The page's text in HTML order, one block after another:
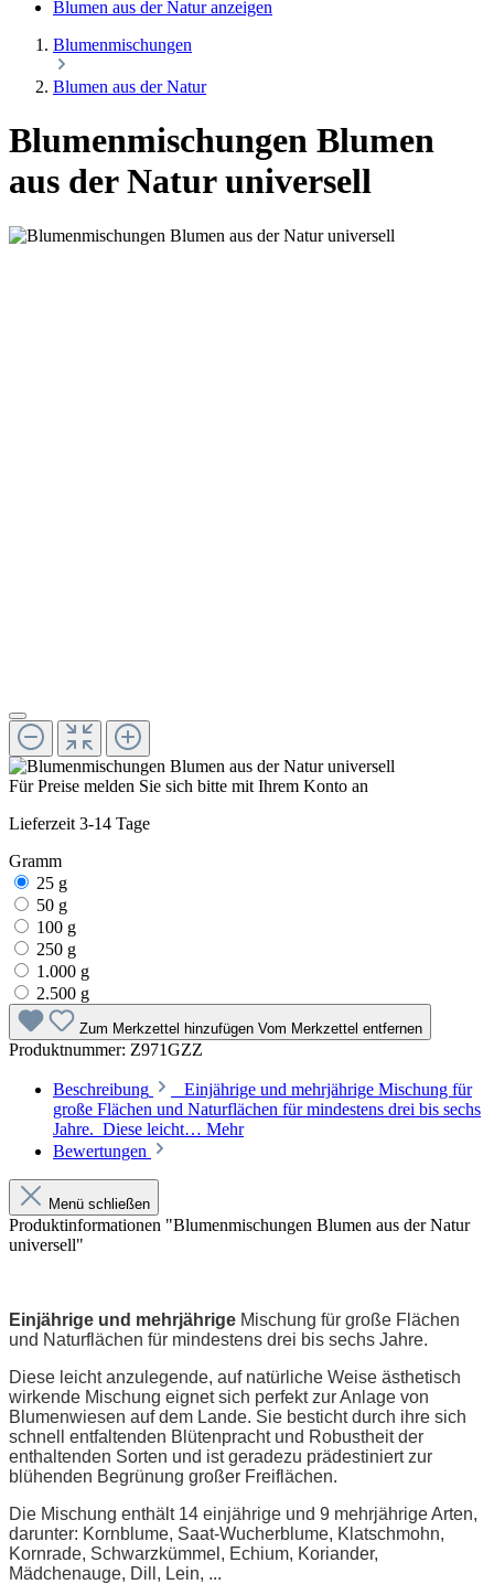
Blumen aus der Natur anzeigen
Blumenmischungen
Blumen aus der Natur
Blumenmischungen Blumen
aus der Natur universell
Für Preise melden Sie sich bitte mit Ihrem Konto an
Lieferzeit 3-14 Tage
Gramm
25 g
50 g
100 g
250 g
1.000 g
2.500 g
Zum Merkzettel hinzufügen Vom Merkzettel entfernen
Produktnummer: Z971GZZ
Beschreibung
Einjährige und mehrjährige Mischung für
große Flächen und Naturflächen für mindestens drei bis sechs
Jahre. Diese leicht… Mehr
Bewertungen
Menü schließen
Produktinformationen "Blumenmischungen Blumen aus der Natur
universell"
Einjährige und mehrjährige Mischung für große Flächen
und Naturflächen für mindestens drei bis sechs Jahre.
Diese leicht anzulegende, auf natürliche Weise ästhetisch
wirkende Mischung eignet sich perfekt zur Anlage von
Blumenwiesen auf dem Lande. Sie besticht durch ihre sich
schnell entfaltenden Blütenpracht und Robustheit der
enthaltenden Sorten und ist geradezu prädestiniert zur
blühenden Begrünung großer Freiflächen.
Die Mischung enthält 14 einjährige und 9 mehrjährige Arten,
darunter: Kornblume, Saat-Wucherblume, Klatschmohn,
Kornrade, Schwarzkümmel, Echium, Koriander,
Mädchenauge, Dill, Lein, ...